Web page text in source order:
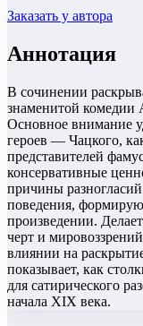
Заказать у автора
Аннотация
В сочинении
знаменитой комедии
Основное внимание
героев — Чацкого,
представителей
консервативные
причины
поведения,
произведении.
черт и
влиянии на
показывает, как
для сатирического
начала XIX века.